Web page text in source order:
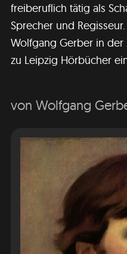
freiberuflich tätig als
Sprecher und
Wolfgang Gerber in
zu Leipzig Hörbücher
von Wolfgang